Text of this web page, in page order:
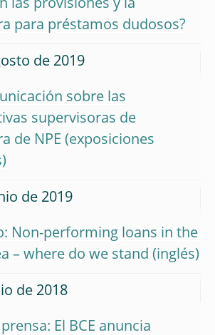
las provisiones y la
para préstamos dudosos?
de 2019
sobre las
supervisoras de
de NPE (exposiciones
de 2019
Non-performing loans in the
– where do we stand
de 2018
El BCE anuncia